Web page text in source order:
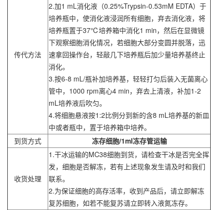
传代方法
2.加1 mL消化液（0.25%Trypsin-0.53mM EDTA）于
培养瓶中，使消化液浸润所有细胞，弃去消化液，将
培养瓶置于37℃培养箱中消化1 min，然后在显微镜
下观察细胞消化情况，若细胞大部分变圆并脱落，迅
速拿回操作台，轻敲几下培养瓶后加少量培养基终止
消化。
3.按6-8 mL/瓶补加培养基，轻轻打匀后装入无菌离心
管中，1000 rpm离心4 min，弃去上清液，补加1-2
mL培养液后吹匀。
4.将细胞悬液按1:2比例分到新的含8 mL培养基的新皿
中或者瓶中，置于培养箱中培养。
到货方式
冻存细胞/1ml冻存管运输
收货处理
1.干冰运输的MC38细胞到货，请检查干冰是否完全挥
发，细胞是否解冻，若有上述现象发生请及时和我们
联系。
2.为保证细胞的高存活率，收到产品后，请立即解冻
复苏细胞，如若不能复苏请立即转入液氮冻存。